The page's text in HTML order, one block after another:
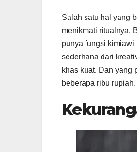
Salah satu hal yang
menikmati ritualnya.
punya fungsi kimiawi
sederhana dari
khas kuat. Dan yang
beberapa ribu rupiah.